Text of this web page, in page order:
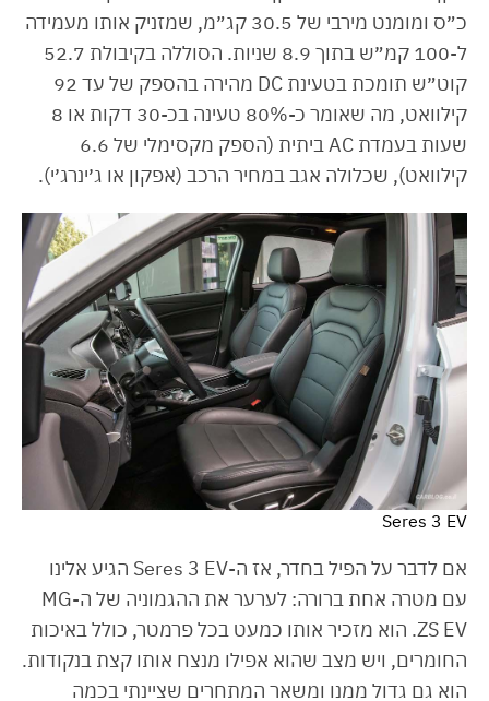
כ״ס ומומנט מירבי של 30.5 קג״מ, שמזניק אותו מעמידה
ל-100 קמ״ש בתוך 8.9 שניות. הסוללה בקיבולת 52.7
קוט״ש תומכת בטעינת DC מהירה בהספק של עד 92
קילוואט, מה שאומר כ-80% טעינה בכ-30 דקות או 8
שעות בעמדת AC ביתית (הספק מקסימלי של 6.6
קילוואט), שכלולה אגב במחיר הרכב (אפקון או ג׳ינרג׳י).
Seres 3 EV
אם לדבר על הפיל בחדר, אז ה-Seres 3 EV הגיע אלינו
עם מטרה אחת ברורה: לערער את ההגמוניה של ה-MG
ZS EV. הוא מזכיר אותו כמעט בכל פרמטר, כולל באיכות
החומרים, ויש מצב שהוא אפילו מנצח אותו קצת בנקודות.
הוא גם גדול ממנו ומשאר המתחרים שציינתי בכמה